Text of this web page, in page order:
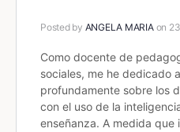
Posted by ANGELA MARIA on
Como docente de
sociales, me he dedicado
profundamente sobre los
con el uso de la
enseñanza. A medida